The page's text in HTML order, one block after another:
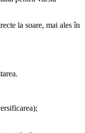
la soare, mai ales în